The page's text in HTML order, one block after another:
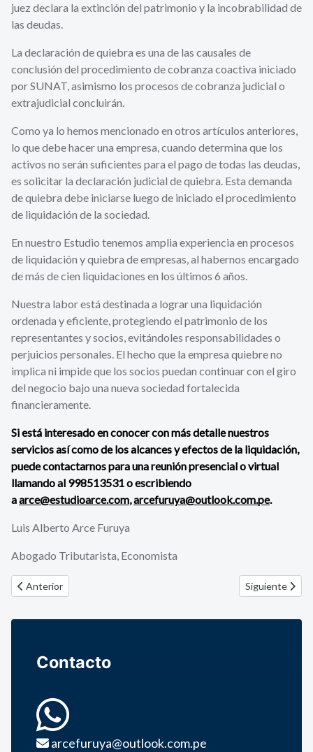
juez declara la extinción del patrimonio y la incobrabilidad de
las deudas.
La declaración de quiebra es una de las causales de
conclusión del procedimiento de cobranza coactiva iniciado
por SUNAT, asimismo los procesos de cobranza judicial o
extrajudicial concluirán.
Como ya lo hemos mencionado en otros artículos anteriores,
lo que debe hacer una empresa, cuando determina que los
activos no serán suficientes para el pago de todas las deudas,
es solicitar la declaración judicial de quiebra. Esta demanda
de quiebra debe iniciarse luego de iniciado el procedimiento
de liquidación de la sociedad.
En nuestro Estudio tenemos amplia experiencia en procesos
de liquidación y quiebra de empresas, al habernos encargado
de más de cien liquidaciones en los últimos 6 años.
Nuestra labor está destinada a lograr una liquidación
ordenada y eficiente, protegiendo el patrimonio de los
representantes y socios, evitándoles responsabilidades o
perjuicios personales. El hecho que la empresa quiebre no
implica ni impide que los socios puedan continuar con el giro
del negocio bajo una nueva sociedad fortalecida
financieramente.
Si está interesado en conocer con más detalle nuestros
servicios así como de los alcances y efectos de la liquidación,
puede contactarnos para una reunión presencial o virtual
llamando al 998513531 o escribiendo
aarce@estudioarce.com,arcefuruya@outlook.com.pe.
Luis Alberto Arce Furuya
Abogado Tributarista, Economista
Artículo anterior: Declaración de quiebra como alternativa ante la
Anterior Artículo
Siguiente
Contacto
arcefuruya@outlook.com.pe